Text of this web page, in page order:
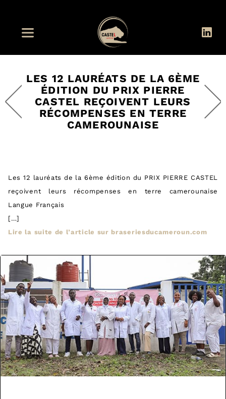
LES 12 LAURÉATS DE LA 6ÈME
ÉDITION DU PRIX PIERRE
CASTEL REÇOIVENT LEURS
RÉCOMPENSES EN TERRE
CAMEROUNAISE
Les 12 lauréats de la 6ème édition du PRIX PIERRE CASTEL
reçoivent leurs récompenses en terre camerounaise
Langue Français
[…]
Lire la suite de l’article sur braseriesducameroun.com